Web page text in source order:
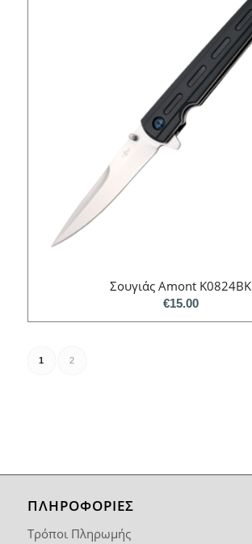
Σουγιάς Amont K0824BK
€15.00
1 2
ΠΛΗΡΟΦΟΡΙΕΣ
Τρόποι Πληρωμής